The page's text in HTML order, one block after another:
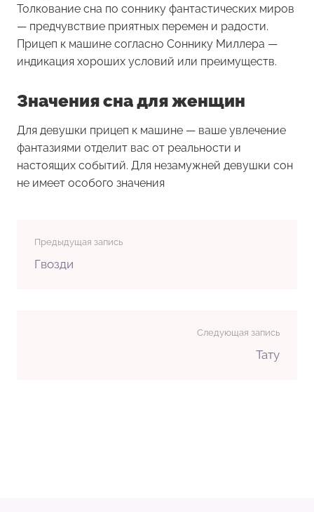
Толкование сна по соннику фантастических миров
— предчувствие приятных перемен и радости.
Прицеп к машине согласно Соннику Миллера —
индикация хороших условий или преимуществ.
Значения сна для женщин
Для девушки прицеп к машине — ваше увлечение
фантазиями отделит вас от реальности и
настоящих событий. Для незамужней девушки сон
не имеет особого значения
Предыдущая запись
Гвозди
Следующая запись
Тату